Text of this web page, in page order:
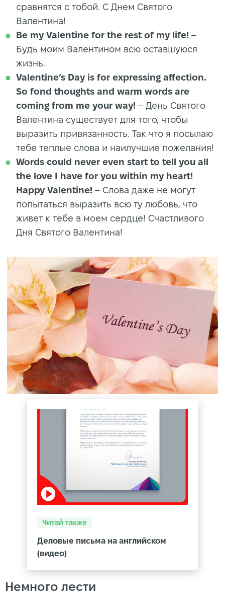
сравнятся с тобой. С Днем Святого
Валентина!
Be my Valentine for the rest of my life! –
Будь моим Валентином всю оставшуюся
жизнь.
Valentine’s Day is for expressing affection.
So fond thoughts and warm words are
coming from me your way! – День Святого
Валентина существует для того, чтобы
выразить привязанность. Так что я посылаю
тебе теплые слова и наилучшие пожелания!
Words could never even start to tell you all
the love I have for you within my heart!
Happy Valentine! – Слова даже не могут
попытаться выразить всю ту любовь, что
живет к тебе в моем сердце! Счастливого
Дня Святого Валентина!
Читай также
Деловые письма на английском
(видео)
Немного лести